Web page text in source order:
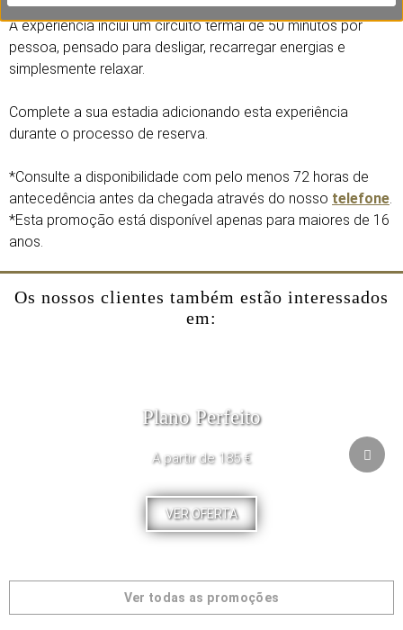
A experiência inclui um circuito termal de 50 minutos por
pessoa, pensado para desligar, recarregar energias e
simplesmente relaxar.
Complete a sua estadia adicionando esta experiência
durante o processo de reserva.
*Consulte a disponibilidade com pelo menos 72 horas de
antecedência antes da chegada através do nosso telefone.
*Esta promoção está disponível apenas para maiores de 16
anos.
Os nossos clientes também estão interessados
em:
Plano Perfeito
A partir de 185 €
VER OFERTA
Ver todas as promoções